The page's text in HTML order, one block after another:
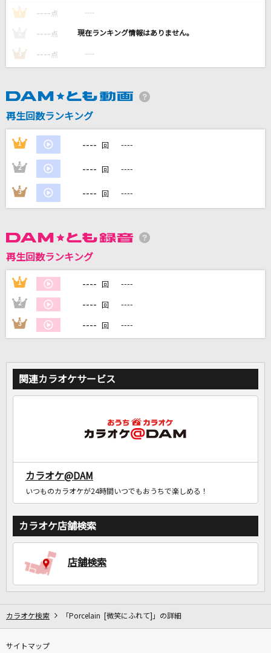
[生音]証
オトノケ
＝LOVE
カラオケ最新情報をチェック！
1 ---- 点 ----
---- 点 ----
3 ---- 点 ----
再生回数ランキング
1 ---- 回 ----
2 ---- 回 ----
3 ---- 回 ----
再生回数ランキング
1 ---- 回 ----
2 ---- 回 ----
3 ---- 回 ----
関連カラオケサービス
カラオケ@DAM
いつものカラオケが24時間いつでもおうちで楽しめる！
カラオケ店舗検索
店舗検索
カラオケ検索 「Porcelain [微笑にふれて]」の詳細
サイトマップ